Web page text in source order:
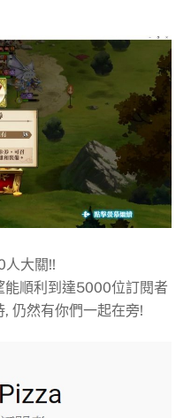
大關!!
能順利到達5000位訂閱者
仍然有你們一起在旁!